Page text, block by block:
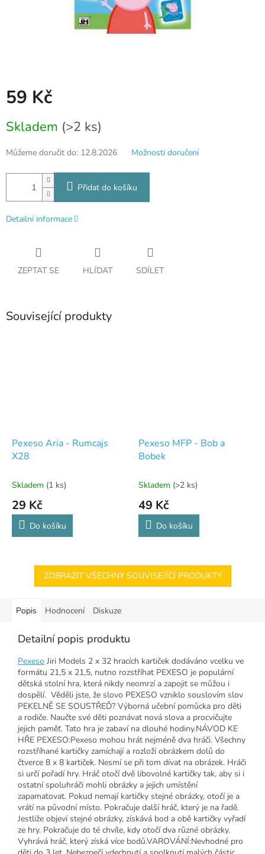
59 Kč
cena:
Skladem (>2 ks)
Můžeme doručit do: 12.8.2026 Možnosti doručení
Přidat do košíku
Detailní informace
ZEPTAT SE HLÍDAT SDÍLET
Související produkty
Pexeso Aria - Rumcajs
X28
Skladem (1 ks)
29 Kč
Do košíku
Pexeso MFP - Bob a
Bobek
Skladem (>2 ks)
49 Kč
Do košíku
ZOBRAZIT VŠECHNY SOUVISEJÍCÍ PRODUKTY
Popis Hodnocení Diskuze
Detailní popis produktu
Pexeso Jiri Models 2 x 32 hracích kartiček dodáváno vcelku ve
formátu 21,5 x 21,5, nutno rozstříhat PEXESO je populární
dětská stolní hra, která nikdy neomrzí a zapojit se můžou i
dospělí. Věděli jste, že slovo PEXESO vzniklo souslovím slov
PEKELNĚ SE SOUSTŘEĎ? Výborná učební pomůcka pro děti
a rodiče. Naučte své děti poznávat nová slova a procvičujte
jejich paměť. Tato hra je zabaví na dlouhé hodiny.NÁVOD KE
HŘE PEXESO:Pexeso mohou hrát nejméně dva hráči. Všechny
rozstříhané kartičky zamíchají a rozloží obrázkem dolů do
čtverce 8 x 8 kartiček. Nesmí se při tom dívat na obrázek. Hráči
si určí pořadí hry. Hráč otočí dvě libovolné kartičky tak, aby si i
ostatní spoluhráči mohli obrázky a jejich umístění
zapamatovat. Pokud nemají kartičky stejné obrázky, otočí je a
vrátí na původní místo. Pokračuje další hráč, který je na řadě.
Jestliže objeví stejné obrázky, získává bod a obě kartičky vyřadí
ze hry. Pokračuje do té chvíle, kdy otočí dva různé obrázky.
Vyhrává hráč, který získá více bodů.VAROVÁNÍ:Nevhodné pro